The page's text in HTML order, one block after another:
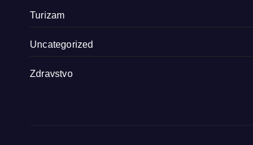
Turizam
Uncategorized
Zdravstvo